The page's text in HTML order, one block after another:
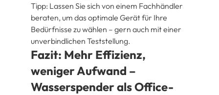
Tipp: Lassen Sie sich von einem Fachhändler
beraten, um das optimale Gerät für Ihre
Bedürfnisse zu wählen – gern auch mit einer
unverbindlichen Teststellung.
Fazit: Mehr Effizienz,
weniger Aufwand –
Wasserspender als Office-